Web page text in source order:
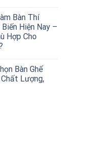
Bàn Thí
Hiện Nay –
Hợp Cho
Bàn Ghế
Lượng,